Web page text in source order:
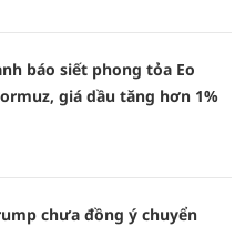
báo siết phong tỏa Eo
giá dầu tăng hơn 1%
chưa đồng ý chuyển